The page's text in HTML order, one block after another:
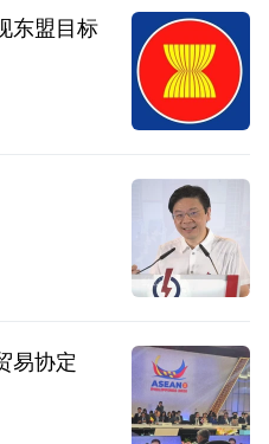
东盟目标
易协定